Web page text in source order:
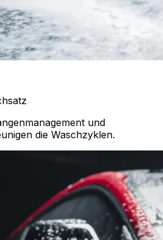
und
die Waschzyklen.